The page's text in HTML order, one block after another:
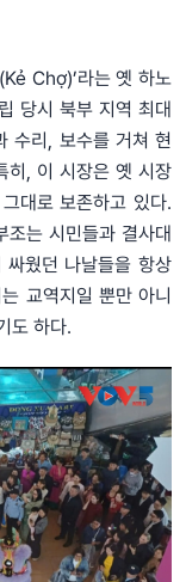
Chợ)’라는 옛 하노
당시 북부 지역 최대
수리, 보수를 거쳐 현
히, 이 시장은 옛 시장
대로 보존하고 있다.
조는 시민들과 결사대
웠던 나날들을 항상
교역지일 뿐만 아니
도 하다.